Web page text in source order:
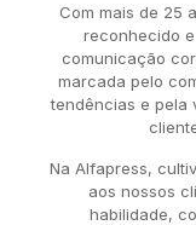
Com mais de 25
reconhecido
comunicação
marcada pelo
tendências e pela
Na Alfapress,
aos nossos
habilidade,